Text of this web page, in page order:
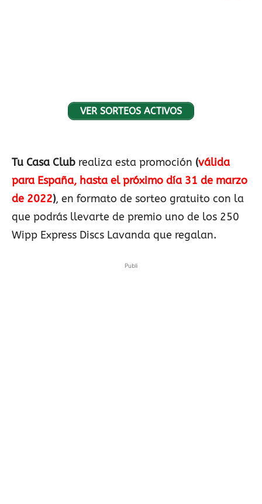
VER SORTEOS ACTIVOS
Tu Casa Club realiza esta promoción (válida
para España, hasta el próximo día 31 de marzo
de 2022), en formato de sorteo gratuito con la
que podrás llevarte de premio uno de los 250
Wipp Express Discs Lavanda que regalan.
Publi